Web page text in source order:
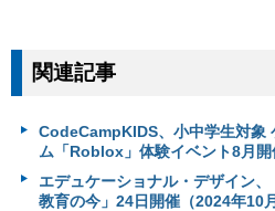
関連記事
CodeCampKIDS、小中学生対象
ム「Roblox」体験イベント8月開
エデュケーショナル・デザイン
教育の今」24日開催（2024年10